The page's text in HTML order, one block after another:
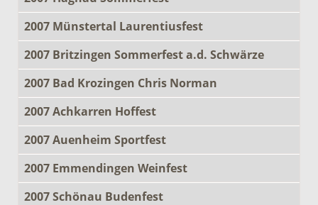
2007 Münstertal Laurentiusfest
2007 Britzingen Sommerfest a.d. Schwärze
2007 Bad Krozingen Chris Norman
2007 Achkarren Hoffest
2007 Auenheim Sportfest
2007 Emmendingen Weinfest
2007 Schönau Budenfest